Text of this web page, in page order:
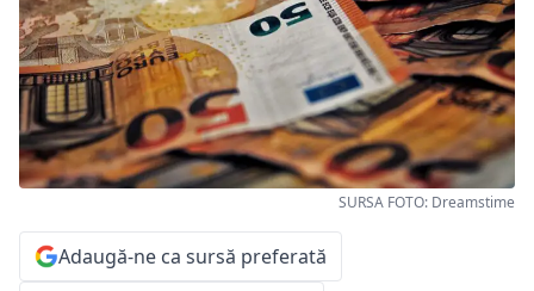
SURSA FOTO: Dreamstime
Adaugă-ne ca sursă preferată